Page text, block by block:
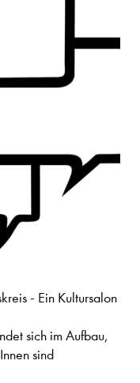
- Ein Kultursalon
sich im Aufbau,
sind